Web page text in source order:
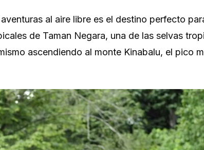
al aire libre es el destino perfecto
de Taman Negara, una de las selvas
ascendiendo al monte Kinabalu, el pico